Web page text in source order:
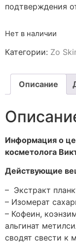
подтверждения
Нет в наличии
Категории: Zo
Описание
Информация о
косметолога
Действующие
– Экстракт
– Изомерат
– Кофеин,
альгинат
сводят свести к